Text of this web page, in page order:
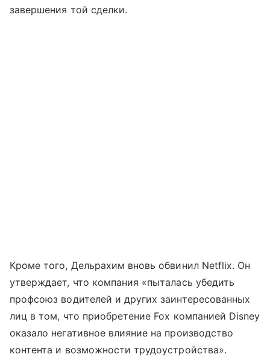
завершения той сделки.
Кроме того, Дельрахим вновь обвинил Netflix. Он
утверждает, что компания «пыталась убедить
профсоюз водителей и других заинтересованных
лиц в том, что приобретение Fox компанией Disney
оказало негативное влияние на производство
контента и возможности трудоустройства».